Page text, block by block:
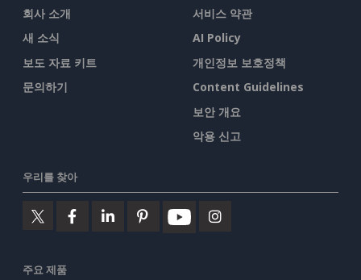
회사 소개
새 소식
보도 자료 키트
문의하기
서비스 약관
AI Policy
개인정보 보호정책
Content Guidelines
보안 개요
악용 신고
우리를 찾아
주요 제품